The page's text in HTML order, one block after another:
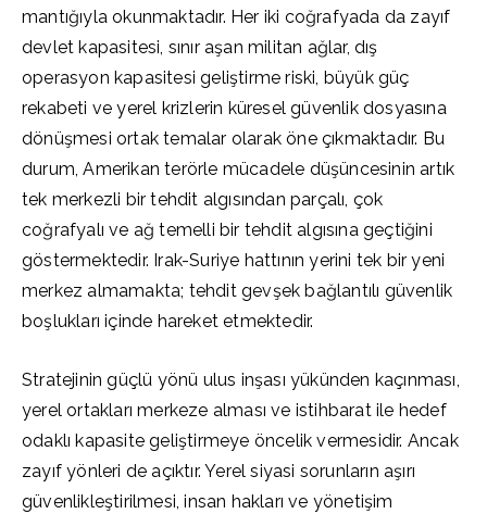
mantığıyla okunmaktadır. Her iki coğrafyada da zayıf
devlet kapasitesi, sınır aşan militan ağlar, dış
operasyon kapasitesi geliştirme riski, büyük güç
rekabeti ve yerel krizlerin küresel güvenlik dosyasına
dönüşmesi ortak temalar olarak öne çıkmaktadır. Bu
durum, Amerikan terörle mücadele düşüncesinin artık
tek merkezli bir tehdit algısından parçalı, çok
coğrafyalı ve ağ temelli bir tehdit algısına geçtiğini
göstermektedir. Irak-Suriye hattının yerini tek bir yeni
merkez almamakta; tehdit gevşek bağlantılı güvenlik
boşlukları içinde hareket etmektedir.
Stratejinin güçlü yönü ulus inşası yükünden kaçınması,
yerel ortakları merkeze alması ve istihbarat ile hedef
odaklı kapasite geliştirmeye öncelik vermesidir. Ancak
zayıf yönleri de açıktır. Yerel siyasi sorunların aşırı
güvenlikleştirilmesi, insan hakları ve yönetişim